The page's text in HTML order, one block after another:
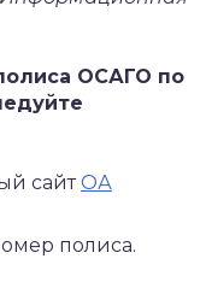
ОСАГО по
сайтОА
полиса.